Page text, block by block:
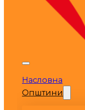
Насловна
Општини